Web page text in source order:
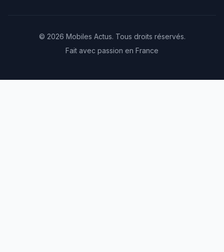
© 2026 Mobiles Actus. Tous droits réservés.
Fait avec passion en France